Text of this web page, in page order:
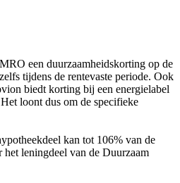
een duurzaamheidskorting op de
tijdens de rentevaste periode. Ook
biedt korting bij een energielabel
loont dus om de specifieke
kan tot 106% van de
leningdeel van de Duurzaam